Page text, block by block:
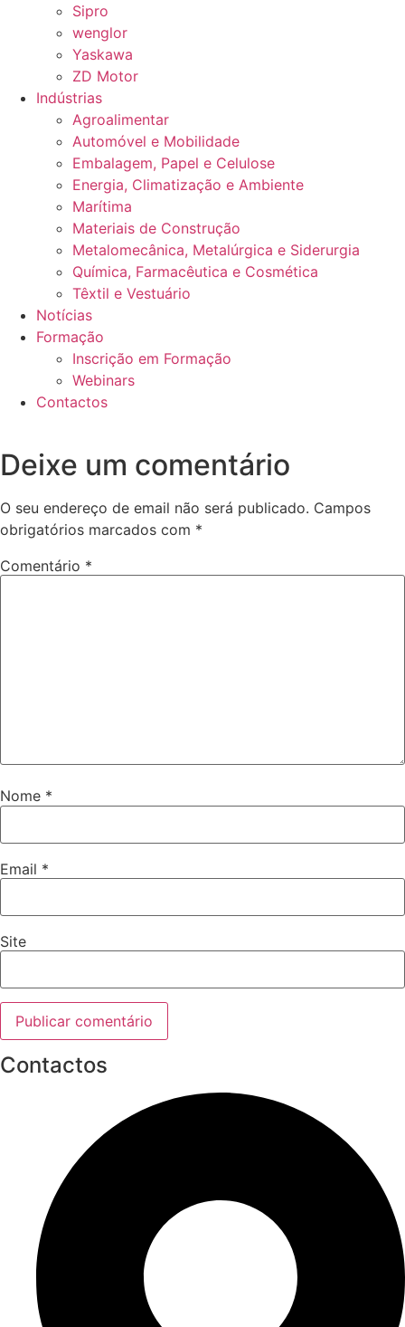
Sipro
wenglor
Yaskawa
ZD Motor
Indústrias
Agroalimentar
Automóvel e Mobilidade
Embalagem, Papel e Celulose
Energia, Climatização e Ambiente
Marítima
Materiais de Construção
Metalomecânica, Metalúrgica e Siderurgia
Química, Farmacêutica e Cosmética
Têxtil e Vestuário
Notícias
Formação
Inscrição em Formação
Webinars
Contactos
Deixe um comentário
O seu endereço de email não será publicado. Campos
obrigatórios marcados com *
Comentário *
Nome *
Email *
Site
Contactos